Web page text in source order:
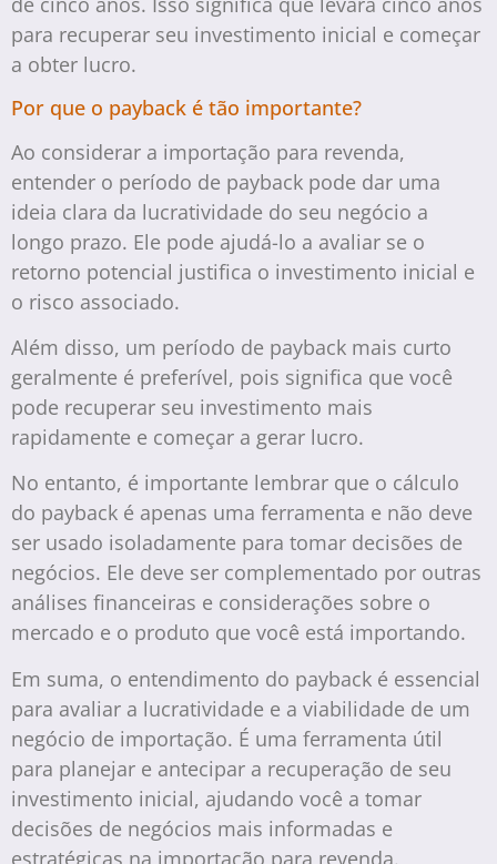
para recuperar seu investimento inicial e começar
a obter lucro.
Por que o payback é tão importante?
Ao considerar a importação para revenda,
entender o período de payback pode dar uma
ideia clara da lucratividade do seu negócio a
longo prazo. Ele pode ajudá-lo a avaliar se o
retorno potencial justifica o investimento inicial e
o risco associado.
Além disso, um período de payback mais curto
geralmente é preferível, pois significa que você
pode recuperar seu investimento mais
rapidamente e começar a gerar lucro.
No entanto, é importante lembrar que o cálculo
do payback é apenas uma ferramenta e não deve
ser usado isoladamente para tomar decisões de
negócios. Ele deve ser complementado por outras
análises financeiras e considerações sobre o
mercado e o produto que você está importando.
Em suma, o entendimento do payback é essencial
para avaliar a lucratividade e a viabilidade de um
negócio de importação. É uma ferramenta útil
para planejar e antecipar a recuperação de seu
investimento inicial, ajudando você a tomar
decisões de negócios mais informadas e
estratégicas na importação para revenda.